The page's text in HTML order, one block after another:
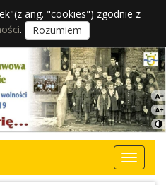
ang. "cookies") zgodnie z
. Rozumiem